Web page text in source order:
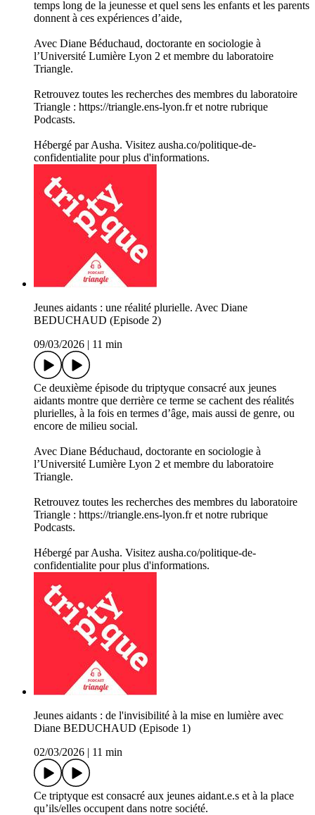
temps long de la jeunesse et quel sens les enfants et les parents
donnent à ces expériences d’aide,
Avec Diane Béduchaud, doctorante en sociologie à
l’Université Lumière Lyon 2 et membre du laboratoire
Triangle.
Retrouvez toutes les recherches des membres du laboratoire
Triangle : https://triangle.ens-lyon.fr et notre rubrique
Podcasts.
Hébergé par Ausha. Visitez ausha.co/politique-de-
confidentialite pour plus d'informations.
Jeunes aidants : une réalité plurielle. Avec Diane
BEDUCHAUD (Episode 2)
09/03/2026 | 11 min
Ce deuxième épisode du triptyque consacré aux jeunes
aidants montre que derrière ce terme se cachent des réalités
plurielles, à la fois en termes d’âge, mais aussi de genre, ou
encore de milieu social.
Avec Diane Béduchaud, doctorante en sociologie à
l’Université Lumière Lyon 2 et membre du laboratoire
Triangle.
Retrouvez toutes les recherches des membres du laboratoire
Triangle : https://triangle.ens-lyon.fr et notre rubrique
Podcasts.
Hébergé par Ausha. Visitez ausha.co/politique-de-
confidentialite pour plus d'informations.
Jeunes aidants : de l'invisibilité à la mise en lumière avec
Diane BEDUCHAUD (Episode 1)
02/03/2026 | 11 min
Ce triptyque est consacré aux jeunes aidant.e.s et à la place
qu’ils/elles occupent dans notre société.